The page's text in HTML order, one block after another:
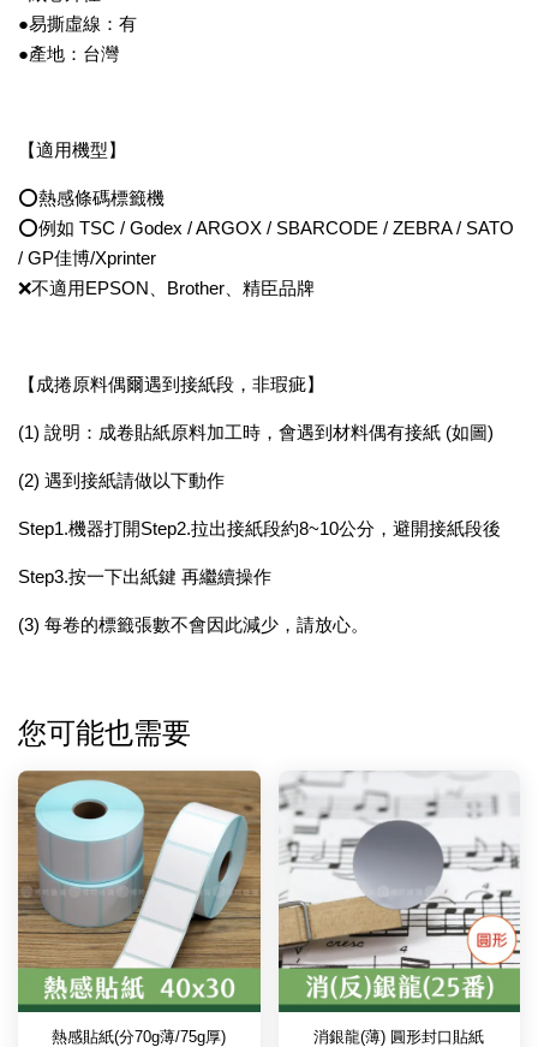
●易撕虛線：有
●產地：台灣
【適用機型】
⭕熱感條碼標籤機
⭕例如 TSC / Godex / ARGOX / SBARCODE / ZEBRA / SATO
/ GP佳博/Xprinter
❌不適用EPSON、Brother、精臣品牌
【成捲原料偶爾遇到接紙段，非瑕疵】
(1) 說明：成卷貼紙原料加工時，會遇到材料偶有接紙 (如圖)
(2) 遇到接紙請做以下動作
Step1.機器打開Step2.拉出接紙段約8~10公分，避開接紙段後
Step3.按一下出紙鍵 再繼續操作
(3) 每卷的標籤張數不會因此減少，請放心。
您可能也需要
熱感貼紙(分70g薄/75g厚)
消銀龍(薄) 圓形封口貼紙